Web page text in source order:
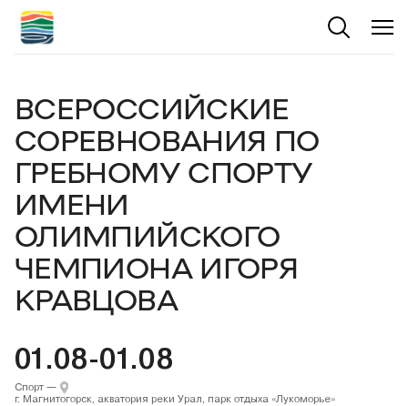
ВСЕРОССИЙСКИЕ
СОРЕВНОВАНИЯ ПО
ГРЕБНОМУ СПОРТУ
ИМЕНИ
ОЛИМПИЙСКОГО
ЧЕМПИОНА ИГОРЯ
КРАВЦОВА
01.08-01.08
Спорт —
г. Магнитогорск, акватория реки Урал, парк отдыха «Лукоморье»